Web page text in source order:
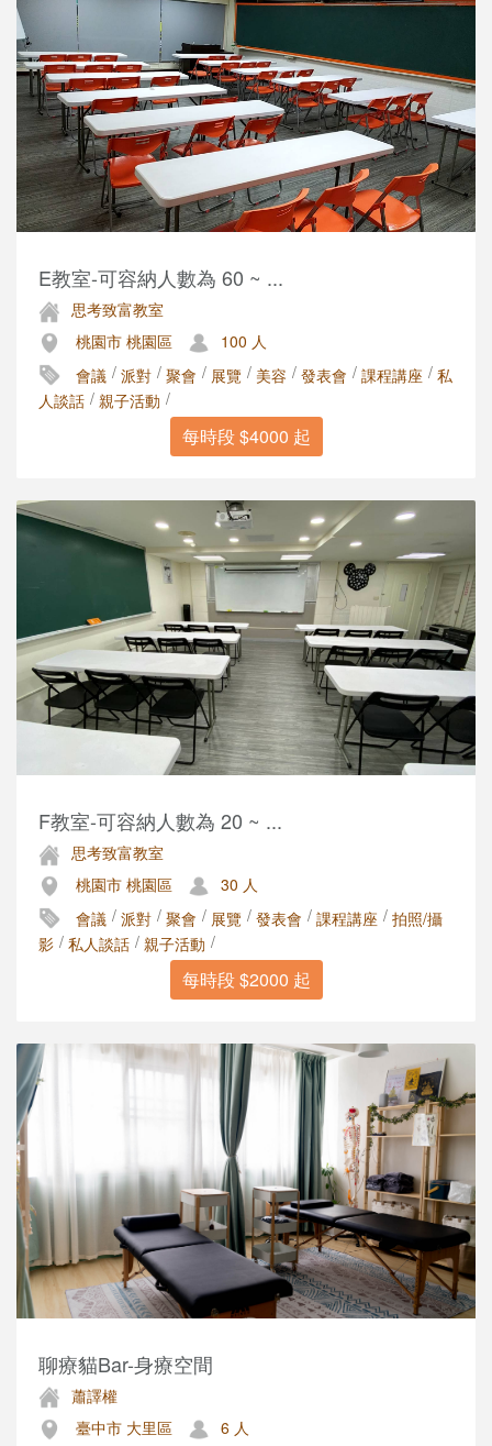
E教室-可容納人數為 60 ~ ...
思考致富教室
桃園市 桃園區
100 人
會議 / 派對 / 聚會 / 展覽 / 美容 / 發表會 / 課程講座 / 私
人談話 / 親子活動 /
每時段 $4000 起
F教室-可容納人數為 20 ~ ...
思考致富教室
桃園市 桃園區
30 人
會議 / 派對 / 聚會 / 展覽 / 發表會 / 課程講座 / 拍照/攝
影 / 私人談話 / 親子活動 /
每時段 $2000 起
聊療貓Bar-身療空間
蕭譯權
臺中市 大里區
6 人